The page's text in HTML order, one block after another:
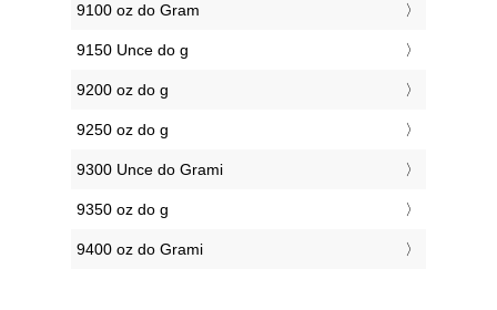
9100 oz do Gram
9150 Unce do g
9200 oz do g
9250 oz do g
9300 Unce do Grami
9350 oz do g
9400 oz do Grami